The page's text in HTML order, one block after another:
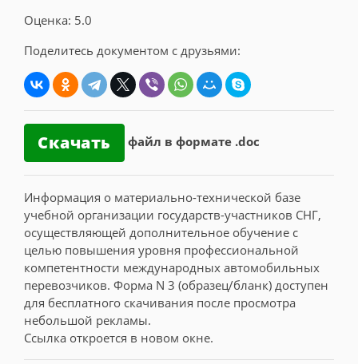
Оценка: 5.0
Поделитесь документом с друзьями:
Скачать файл в формате .doc
Информация о материально-технической базе
учебной организации государств-участников СНГ,
осуществляющей дополнительное обучение с
целью повышения уровня профессиональной
компетентности международных автомобильных
перевозчиков. Форма N 3 (образец/бланк) доступен
для бесплатного скачивания после просмотра
небольшой рекламы.
Ссылка откроется в новом окне.